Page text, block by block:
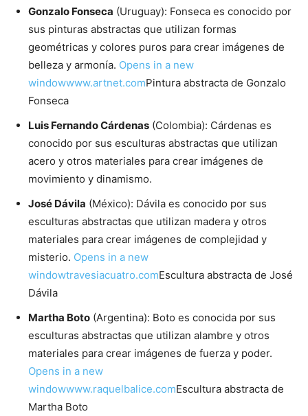
Gonzalo Fonseca (Uruguay): Fonseca es conocido por
sus pinturas abstractas que utilizan formas
geométricas y colores puros para crear imágenes de
belleza y armonía. Opens in a new
windowwww.artnet.comPintura abstracta de Gonzalo
Fonseca
Luis Fernando Cárdenas (Colombia): Cárdenas es
conocido por sus esculturas abstractas que utilizan
acero y otros materiales para crear imágenes de
movimiento y dinamismo.
José Dávila (México): Dávila es conocido por sus
esculturas abstractas que utilizan madera y otros
materiales para crear imágenes de complejidad y
misterio. Opens in a new
windowtravesiacuatro.comEscultura abstracta de José
Dávila
Martha Boto (Argentina): Boto es conocida por sus
esculturas abstractas que utilizan alambre y otros
materiales para crear imágenes de fuerza y ​​poder.
Opens in a new
windowwww.raquelbalice.comEscultura abstracta de
Martha Boto